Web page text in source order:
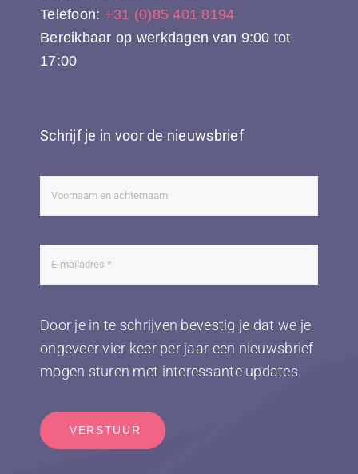
Telefoon: +31 (0)85 401 8194
Bereikbaar op werkdagen van 9:00 tot
17:00
Schrijf je in voor de nieuwsbrief
Door je in te schrijven bevestig je dat we je
ongeveer vier keer per jaar een nieuwsbrief
mogen sturen met interessante updates.
VERSTUUR